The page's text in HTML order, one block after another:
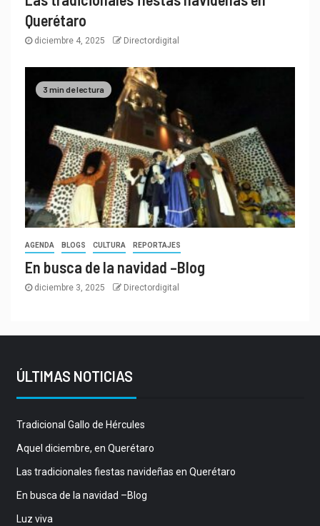
Querétaro
diciembre 4, 2025 Directordigital
3 min de lectura
AGENDA BLOGS CULTURA REPORTAJES
En busca de la navidad –Blog
diciembre 3, 2025 Directordigital
ÚLTIMAS NOTICIAS
Tradicional Gallo de Hércules
Aquel diciembre, en Querétaro
Las tradicionales fiestas navideñas en Querétaro
En busca de la navidad –Blog
Luz viva